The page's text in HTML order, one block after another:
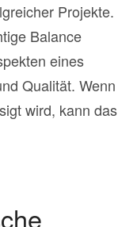
Projekte.
Balance
eines
Qualität. Wenn
wird, kann das